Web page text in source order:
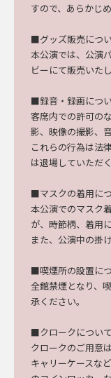
すので、あらかじ
■グッズ販売につ
本公演では、 公演
ビーにて販売いた
■録音・録画につ
客席内での許可の
影、 映像の撮影、
これらの行為は法
は退場していただ
■マスクの着用に
本公演でのマスク
が、時節柄、着用
また、 公演中の掛
■喫煙所の設置に
全館禁煙となり、
承ください。
■クロークについて
クロークのご用意
キャリーケースな